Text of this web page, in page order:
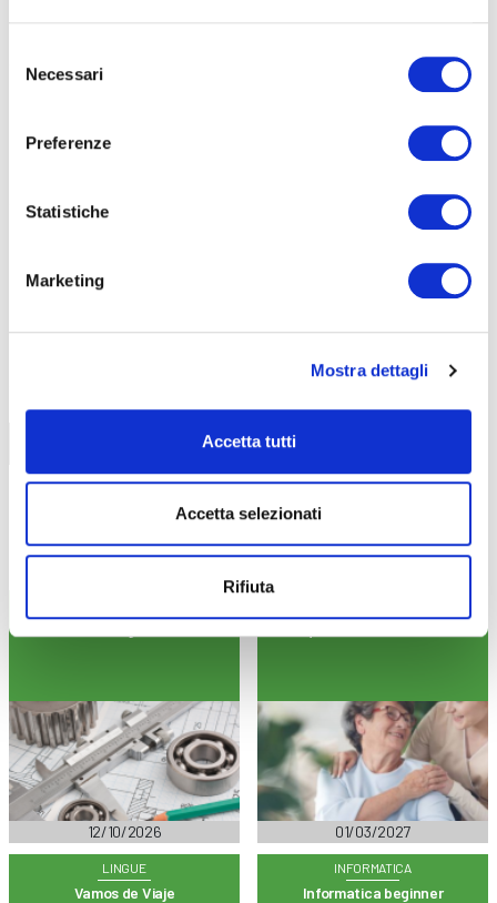
delNecessari
Preferenze
Statistiche
Marketing
Mostra dettagli
Accetta tutti
Accetta selezionati
Rifiuta
ONLINE
Trova il tuo corso
12/10/2026 01/03/2027
LINGUE
Vamos de Viaje
INFORMATICA
Informatica beginner